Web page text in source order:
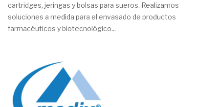
cartridges, jeringas y bolsas para sueros. Realizamos
soluciones a medida para el envasado de productos
farmacéuticos y biotecnológico...